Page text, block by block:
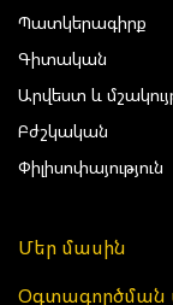
Պատկերագիրք
Գիտական
Արվեստ և
Բժշկական
Փիլիսոփայություն
Մեր մասին
Օգտագործման